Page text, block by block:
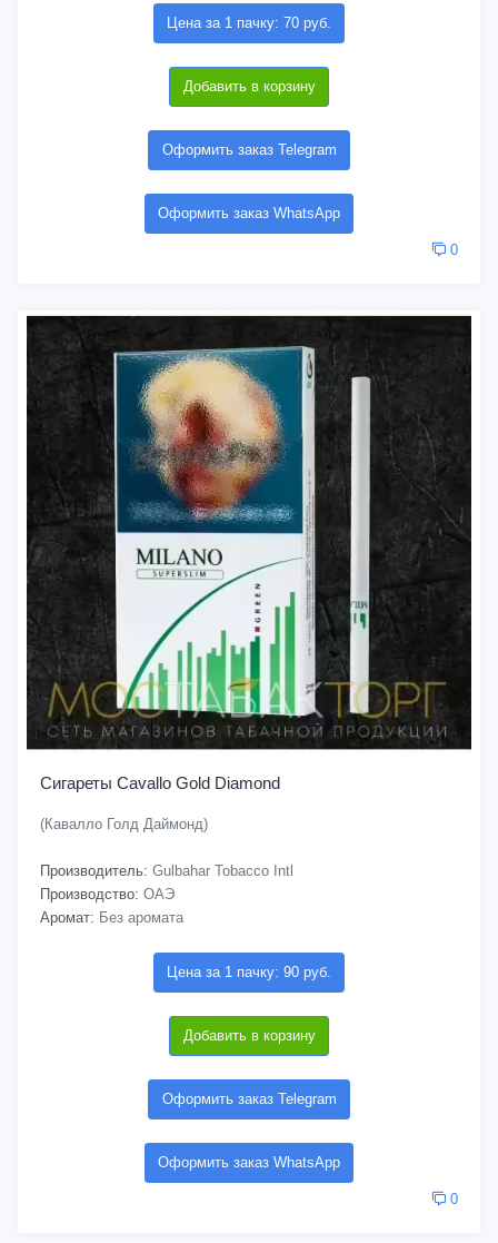
Цена за 1 пачку: 70 руб.
Добавить в корзину
Оформить заказ Telegram
Оформить заказ WhatsApp
0
Сигареты Cavallo Gold Diamond
(Кавалло Голд Даймонд)
Производитель: Gulbahar Tobacco Intl
Производство: ОАЭ
Аромат: Без аромата
Цена за 1 пачку: 90 руб.
Добавить в корзину
Оформить заказ Telegram
Оформить заказ WhatsApp
0